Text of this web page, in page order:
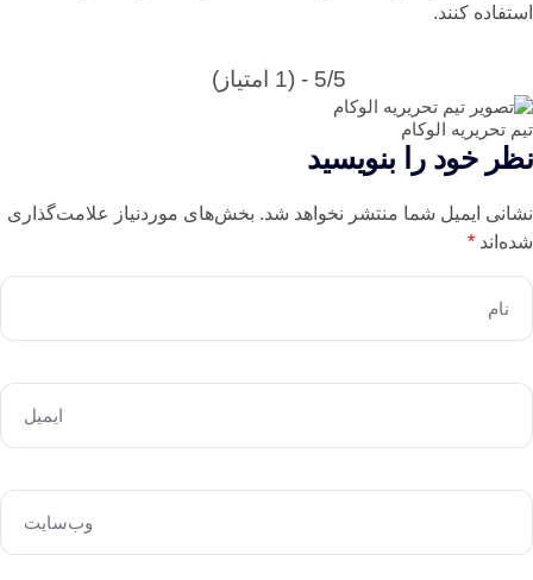
استفاده کنند.
5/5 - (1 امتیاز)
تیم تحریریه الوکام
نظر خود را بنویسید
نشانی ایمیل شما منتشر نخواهد شد. بخش‌های موردنیاز علامت‌گذاری
شده‌اند *